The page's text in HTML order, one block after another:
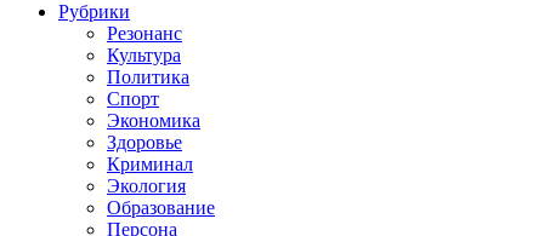
Рубрики
Резонанс
Культура
Политика
Спорт
Экономика
Здоровье
Криминал
Экология
Образование
Персона